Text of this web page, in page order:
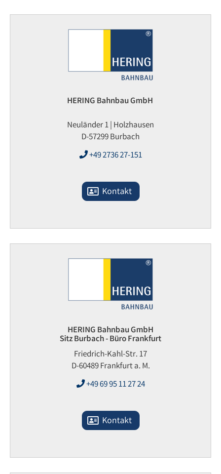
HERING Bahnbau GmbH
Neuländer 1 | Holzhausen
D-57299 Burbach
+49 2736 27-151
Kontakt
HERING Bahnbau GmbH
Sitz Burbach - Büro Frankfurt
Friedrich-Kahl-Str. 17
D-60489 Frankfurt a. M.
+49 69 95 11 27 24
Kontakt